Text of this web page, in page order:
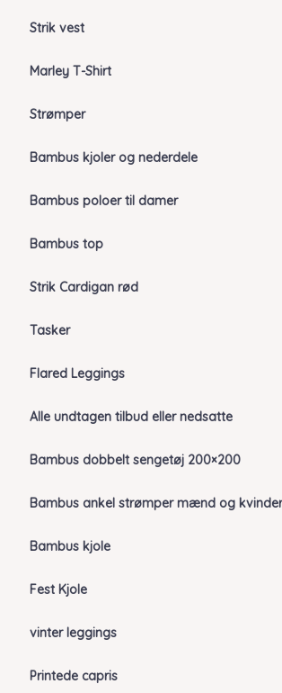
Strik vest
Marley T-Shirt
Strømper
Bambus kjoler og nederdele
Bambus poloer til damer
Bambus top
Strik Cardigan rød
Tasker
Flared Leggings
Alle undtagen tilbud eller nedsatte
Bambus dobbelt sengetøj 200×200
Bambus ankel strømper mænd og kvinder
Bambus kjole
Fest Kjole
vinter leggings
Printede capris